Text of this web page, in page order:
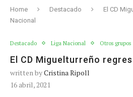
Home Destacado
El CD
Nacional
Destacado Liga Nacional Otros grupos
El CD Miguelturreño
written byCristina Ripoll
16 abril, 2021